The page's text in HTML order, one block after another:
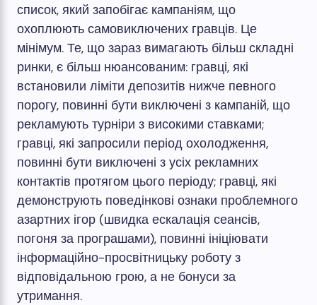
список, який запобігає кампаніям, що
охоплюють самовиключених гравців. Це
мінімум. Те, що зараз вимагають більш складні
ринки, є більш нюансованим: гравці, які
встановили ліміти депозитів нижче певного
порогу, повинні бути виключені з кампаній, що
рекламують турніри з високими ставками;
гравці, які запросили період охолодження,
повинні бути виключені з усіх рекламних
контактів протягом цього періоду; гравці, які
демонструють поведінкові ознаки проблемного
азартних ігор (швидка ескалація сеансів,
погоня за програшами), повинні ініціювати
інформаційно-просвітницьку роботу з
відповідальною грою, а не бонуси за
утримання.